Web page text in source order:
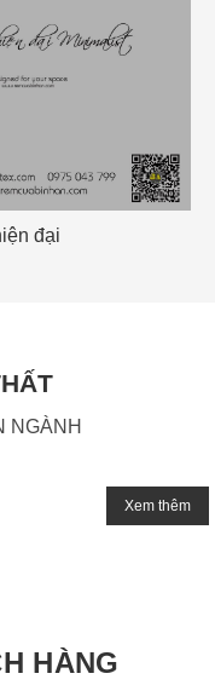
đại
NGÀNH
Xem thêm
HÀNG